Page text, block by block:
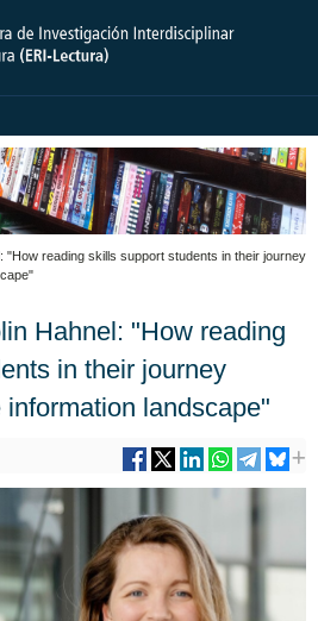
"How reading skills support students in their journey
Hahnel: "How reading
in their journey
landscape"